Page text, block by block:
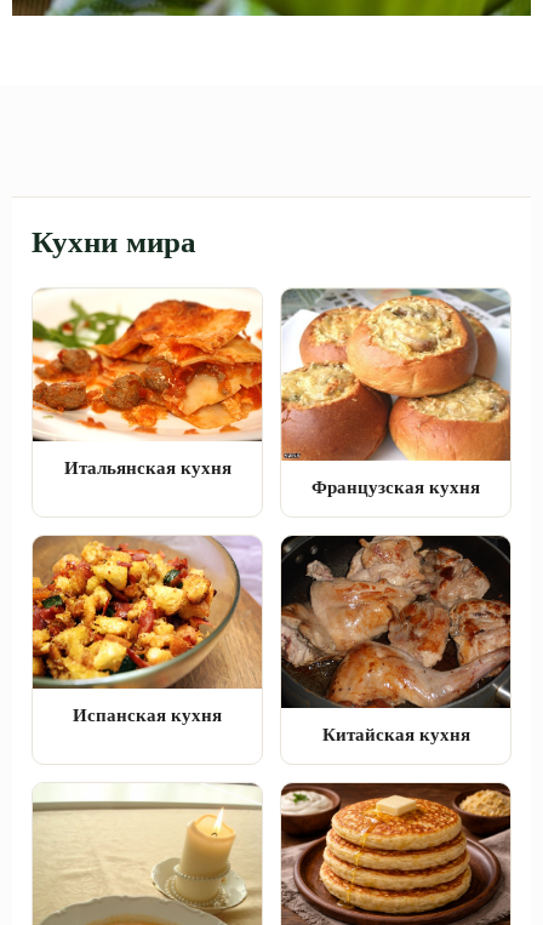
Кухни мира
Итальянская кухня
Французская кухня
Испанская кухня
Китайская кухня